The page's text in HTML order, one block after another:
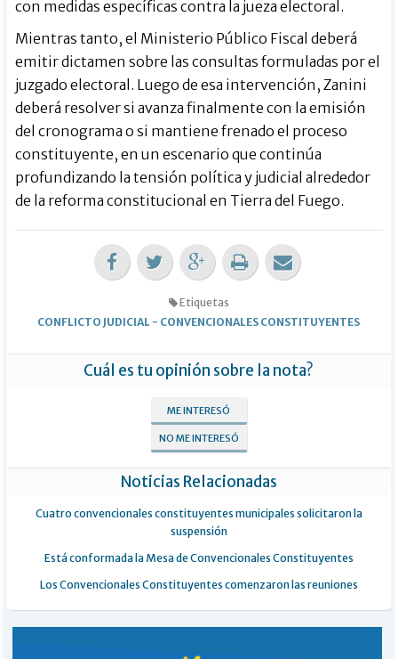
con medidas específicas contra la jueza electoral.
Mientras tanto, el Ministerio Público Fiscal deberá
emitir dictamen sobre las consultas formuladas por el
juzgado electoral. Luego de esa intervención, Zanini
deberá resolver si avanza finalmente con la emisión
del cronograma o si mantiene frenado el proceso
constituyente, en un escenario que continúa
profundizando la tensión política y judicial alrededor
de la reforma constitucional en Tierra del Fuego.
Etiquetas
CONFLICTO JUDICIAL - CONVENCIONALES CONSTITUYENTES
Cuál es tu opinión sobre la nota?
ME INTERESÓ
NO ME INTERESÓ
Noticias Relacionadas
Cuatro convencionales constituyentes municipales solicitaron la
suspensión
Está conformada la Mesa de Convencionales Constituyentes
Los Convencionales Constituyentes comenzaron las reuniones